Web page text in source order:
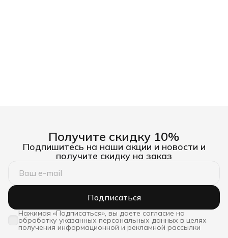
Получите скидку 10%
Подпишитесь на наши акции и новости и
получите скидку на заказ
Подписаться
Нажимая «Подписаться», вы даете согласие на
обработку указанных персональных данных в целях
получения информационной и рекламной рассылки